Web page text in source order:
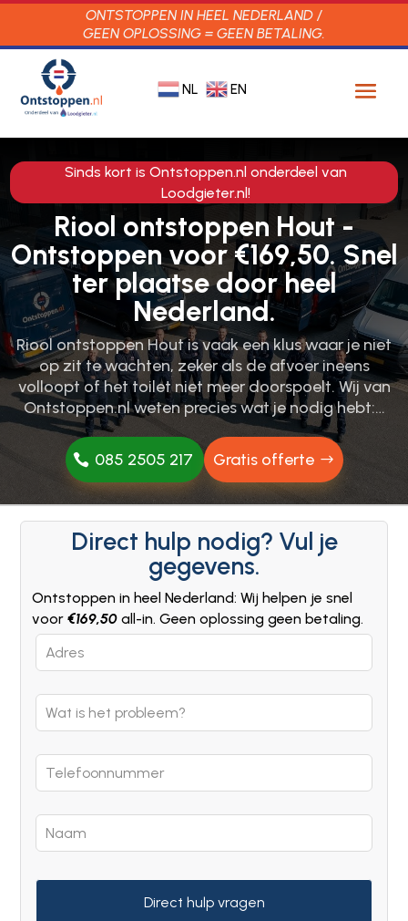
ONTSTOPPEN IN HEEL NEDERLAND /
GEEN OPLOSSING = GEEN BETALING.
NL EN
Sinds kort is Ontstoppen.nl onderdeel van
Loodgieter.nl!
Riool ontstoppen Hout -
Ontstoppen voor €169,50. Snel
ter plaatse door heel
Nederland.
Riool ontstoppen Hout is vaak een klus waar je niet
op zit te wachten, zeker als de afvoer ineens
volloopt of het toilet niet meer doorspoelt.​ Wij van
Ontstoppen.​nl weten precies wat je nodig hebt:…
085 2505 217 Gratis offerte
Direct hulp nodig? Vul je
gegevens.
Ontstoppen in heel Nederland: Wij helpen je snel
voor€169,50 all-in. Geen oplossing geen betaling.
Leave
this
blank
Direct hulp vragen